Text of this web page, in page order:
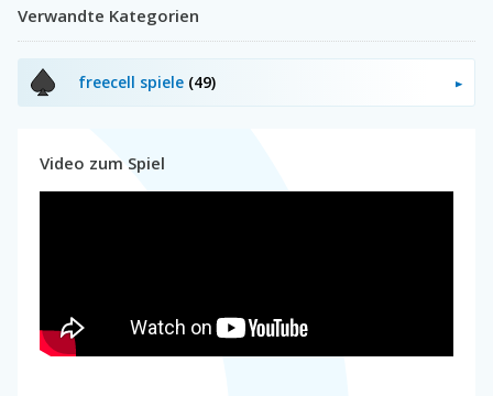
Verwandte Kategorien
freecell spiele (49)
Video zum Spiel